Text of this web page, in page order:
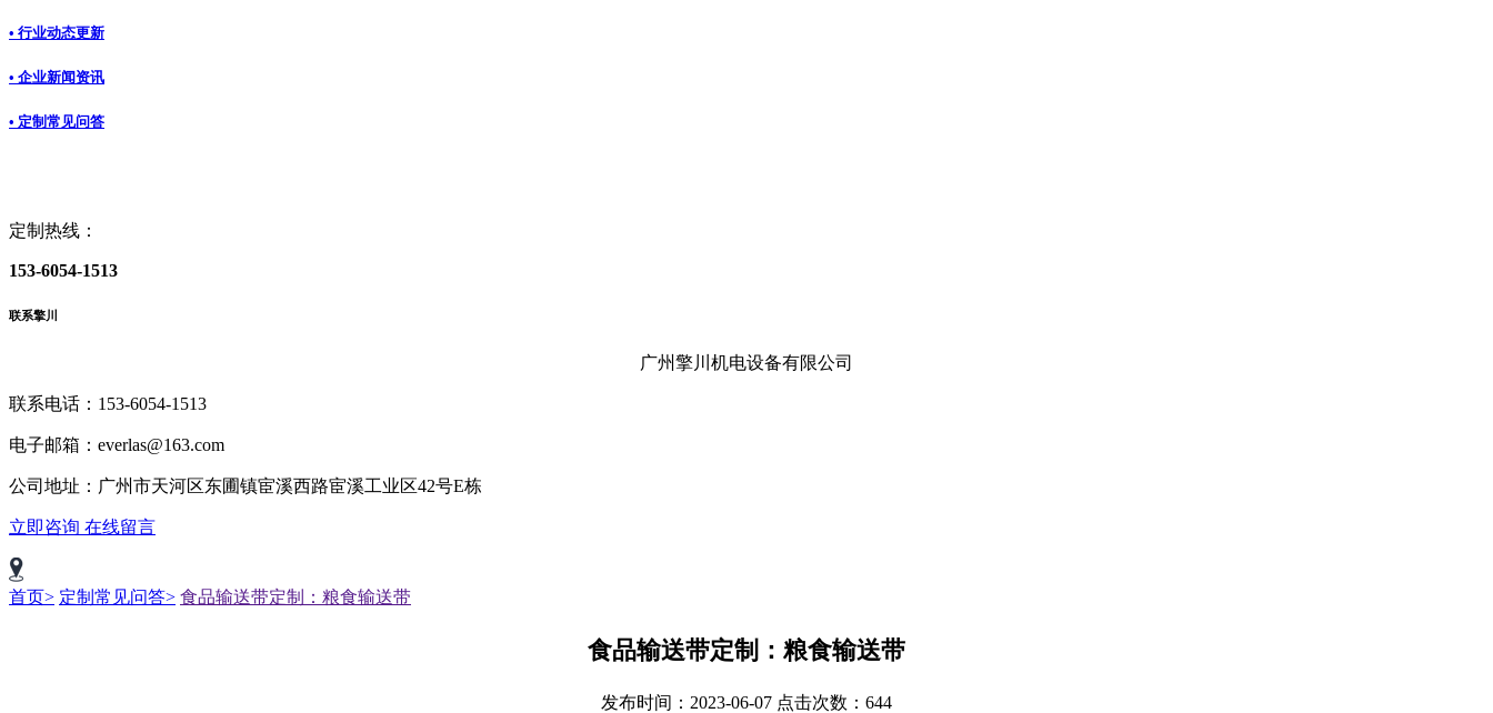
• 行业动态更新
• 企业新闻资讯
• 定制常见问答
定制热线：
153-6054-1513
联系擎川
广州擎川机电设备有限公司
联系电话：153-6054-1513
电子邮箱：everlas@163.com
公司地址：广州市天河区东圃镇宦溪西路宦溪工业区42号E栋
立即咨询 在线留言
首页> 定制常见问答> 食品输送带定制：粮食输送带
食品输送带定制：粮食输送带
发布时间：2023-06-07 点击次数：644